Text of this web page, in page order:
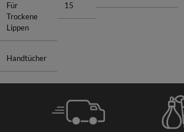
Für
Trockene
Lippen
15
Handtücher